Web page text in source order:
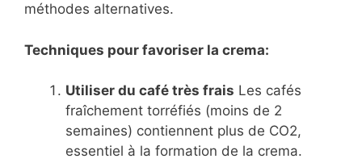
méthodes alternatives.
Techniques pour favoriser la crema:
Utiliser du café très frais Les cafés
fraîchement torréfiés (moins de 2
semaines) contiennent plus de CO2,
essentiel à la formation de la crema.